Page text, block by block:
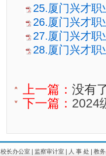
25.厦门兴才
26.厦门兴才
27.厦门兴才
28.厦门兴才
上一篇： 没有
下一篇： 2024
校长办公室| 监察审计室| 人 事 处 教